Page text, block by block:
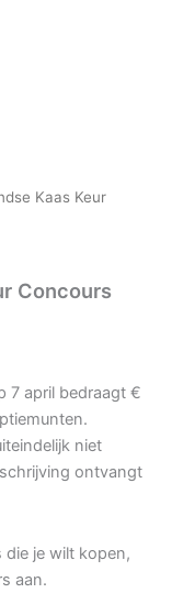
Kaas Keur
Concours
7 april bedraagt €
niet
ontvangt
die je wilt kopen,
aan.